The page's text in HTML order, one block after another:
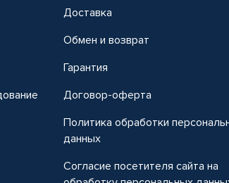
Доставка
Обмен и возврат
Гарантия
Договор-оферта
Политика обработки
данных
Согласие посетителя сайта на